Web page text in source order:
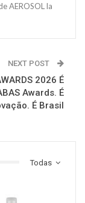
AEROSOL la
NEXT POST
2026 É
Awards. É
É Brasil
Todas